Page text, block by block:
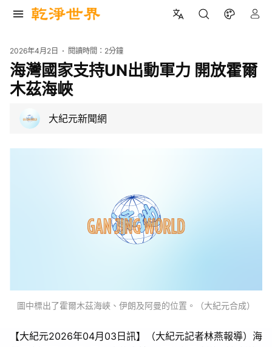
2026年4月2日 閱讀時間： 2分鐘
海灣國家支持UN出動軍力 開放霍爾
木茲海峽
大紀元新聞網
圖中標出了霍爾木茲海峽、伊朗及阿曼的位置。（大紀元合成）
【大紀元2026年04月03日訊】（大紀元記者林燕報導）海